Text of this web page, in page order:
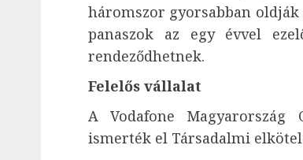
háromszor gyorsabban
panaszok az egy évvel
rendeződhetnek.
Felelős vállalat
A Vodafone Magyarország
ismerték el Társadalmi